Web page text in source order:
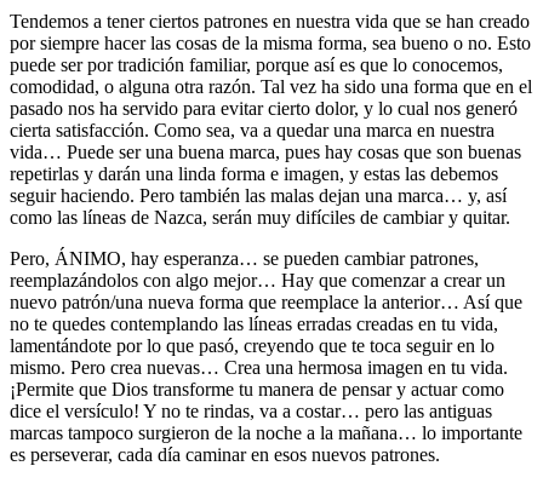
Tendemos a tener ciertos patrones en nuestra vida que se han creado
por siempre hacer las cosas de la misma forma, sea bueno o no. Esto
puede ser por tradición familiar, porque así es que lo conocemos,
comodidad, o alguna otra razón. Tal vez ha sido una forma que en el
pasado nos ha servido para evitar cierto dolor, y lo cual nos generó
cierta satisfacción. Como sea, va a quedar una marca en nuestra
vida… Puede ser una buena marca, pues hay cosas que son buenas
repetirlas y darán una linda forma e imagen, y estas las debemos
seguir haciendo. Pero también las malas dejan una marca… y, así
como las líneas de Nazca, serán muy difíciles de cambiar y quitar.
Pero, ÁNIMO, hay esperanza… se pueden cambiar patrones,
reemplazándolos con algo mejor… Hay que comenzar a crear un
nuevo patrón/una nueva forma que reemplace la anterior… Así que
no te quedes contemplando las líneas erradas creadas en tu vida,
lamentándote por lo que pasó, creyendo que te toca seguir en lo
mismo. Pero crea nuevas… Crea una hermosa imagen en tu vida.
¡Permite que Dios transforme tu manera de pensar y actuar como
dice el versículo! Y no te rindas, va a costar… pero las antiguas
marcas tampoco surgieron de la noche a la mañana… lo importante
es perseverar, cada día caminar en esos nuevos patrones.